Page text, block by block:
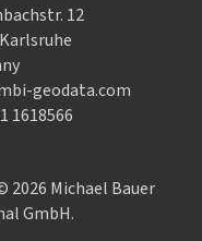
12
geodata.com
1618566
2026 Michael Bauer
GmbH.